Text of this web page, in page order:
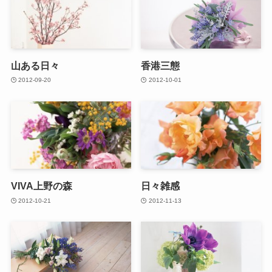
山ある日々
2012-09-20
香港三態
2012-10-01
VIVA上野の森
2012-10-21
日々雑感
2012-11-13